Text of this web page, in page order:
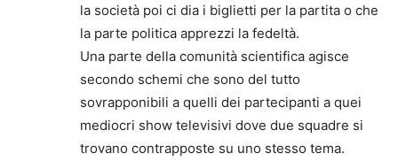
la società poi ci dia i biglietti per la partita o che
la parte politica apprezzi la fedeltà.
Una parte della comunità scientifica agisce
secondo schemi che sono del tutto
sovrapponibili a quelli dei partecipanti a quei
mediocri show televisivi dove due squadre si
trovano contrapposte su uno stesso tema.